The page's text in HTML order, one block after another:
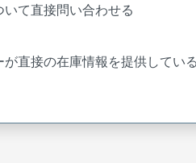
て直接問い合わせる
直接の在庫情報を提供してい